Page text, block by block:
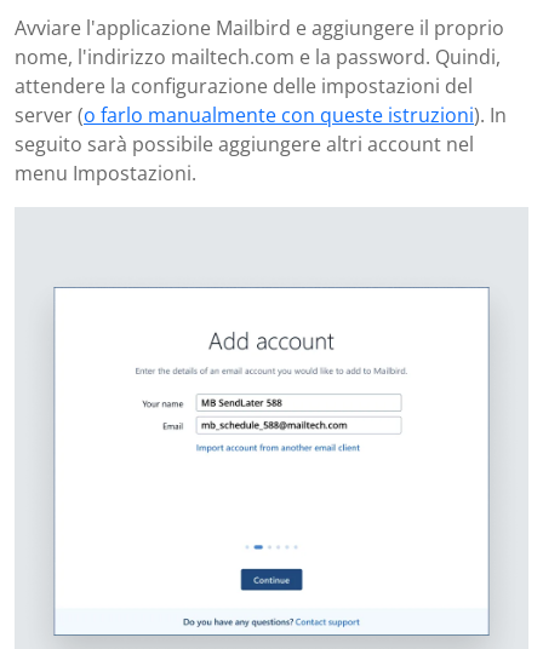
Avviare l'applicazione Mailbird e aggiungere il proprio
nome, l'indirizzo mailtech.com e la password. Quindi,
attendere la configurazione delle impostazioni del
server (o farlo manualmente con queste istruzioni). In
seguito sarà possibile aggiungere altri account nel
menu Impostazioni.